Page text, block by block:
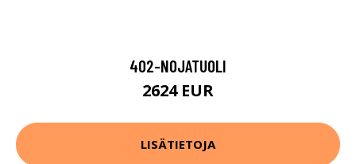
402-NOJATUOLI
2624 EUR
LISÄTIETOJA